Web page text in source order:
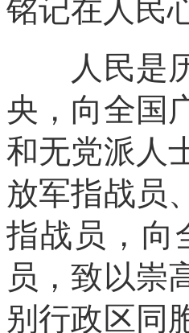
铭记在人民
人民是历
央，向全国
和无党派人
放军指战员
指战员，向
员，致以崇
别行政区同